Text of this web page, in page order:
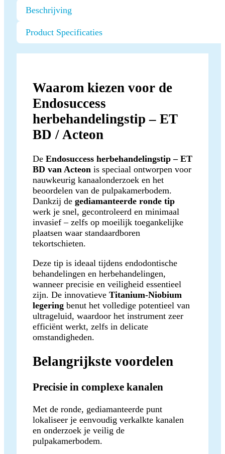
Beschrijving
Product Specificaties
Waarom kiezen voor de
Endosuccess
herbehandelingstip – ET
BD / Acteon
De Endosuccess herbehandelingstip – ET
BD van Acteon is speciaal ontworpen voor
nauwkeurig kanaalonderzoek en het
beoordelen van de pulpakamerbodem.
Dankzij de gediamanteerde ronde tip
werk je snel, gecontroleerd en minimaal
invasief – zelfs op moeilijk toegankelijke
plaatsen waar standaardboren
tekortschieten.
Deze tip is ideaal tijdens endodontische
behandelingen en herbehandelingen,
wanneer precisie en veiligheid essentieel
zijn. De innovatieve Titanium-Niobium
legering benut het volledige potentieel van
ultrageluid, waardoor het instrument zeer
efficiënt werkt, zelfs in delicate
omstandigheden.
Belangrijkste voordelen
Precisie in complexe kanalen
Met de ronde, gediamanteerde punt
lokaliseer je eenvoudig verkalkte kanalen
en onderzoek je veilig de
pulpakamerbodem.